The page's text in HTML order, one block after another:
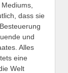
dass sie
und
Alles
eine
Welt